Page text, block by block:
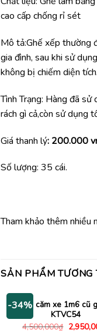
cao cấp chống rỉ sét
Mô tả:Ghế xếp thường
gia đình, sau khi sử
không bị chiếm diện tích.
Tình Trạng: Hàng đã
rách gì cả,còn sử dụng
Giá thanh lý: 200.000
Số lượng: 35 cái.
Tham khảo thêm nhiều
SẢN PHẨM TƯƠNG
-34%
Kệ tivi căm xe 1m6 cũ
KTVC54
4,500,000₫ Giá